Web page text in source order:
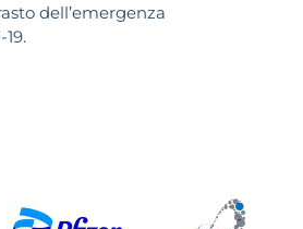
dell’emergenza